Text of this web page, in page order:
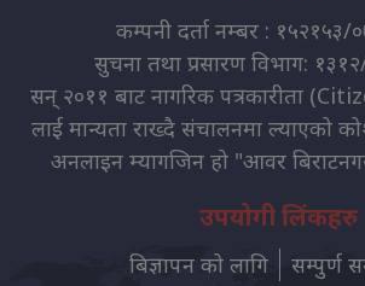
कम्पनी दर्ता नम्बर : १५२१५३/
सुचना तथा प्रसारण विभाग:
सन् २०११ बाट नागरिक पत्रकारीता
लाई मान्यता राख्दै संचालनमा ल्याएको
अनलाइन म्यागजिन हो "आवर
उपयोगी लिंकहरु
बिज्ञापन को लागि सम्पुर्ण